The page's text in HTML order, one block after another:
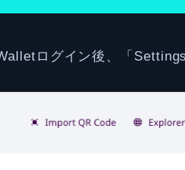
ログイン後、「